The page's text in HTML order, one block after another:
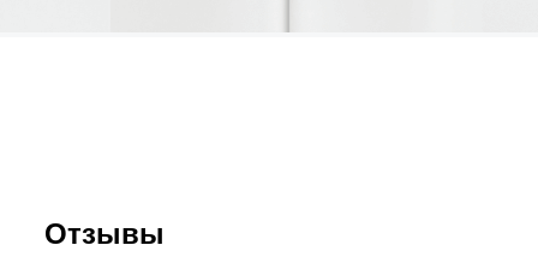
Отзывы